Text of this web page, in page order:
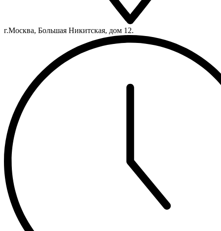
г.Москва, Большая Никитская, дом 12.